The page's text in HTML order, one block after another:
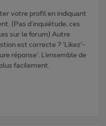
votre profil en indiquant
(Pas d'inquiétude, ces
sur le forum) Autre
est correcte ? ‘Likez’-
réponse’. L’ensemble de
facilement.